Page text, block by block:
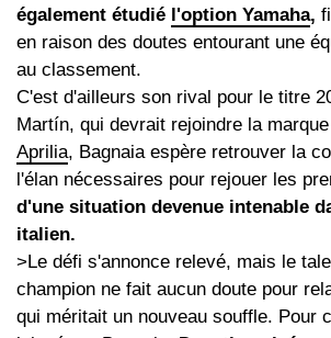
également étudié l'option Yamaha,
en raison des doutes entourant une
au classement.
C'est d'ailleurs son rival pour le titre
Martín, qui devrait rejoindre la
Aprilia, Bagnaia espère retrouver la
l'élan nécessaires pour rejouer les
d'une situation devenue intenable
italien.
>Le défi s'annonce relevé, mais le
champion ne fait aucun doute pour
qui méritait un nouveau souffle. Pour